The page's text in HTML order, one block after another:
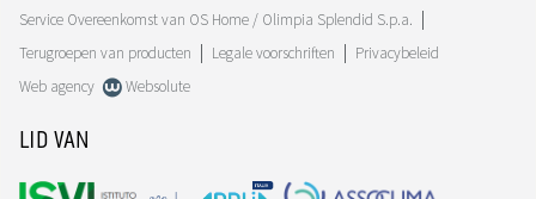
Service Overeenkomst van OS Home / Olimpia Splendid S.p.a.
Terugroepen van producten
Legale voorschriften
Privacybeleid
Web agency
Websolute
LID VAN